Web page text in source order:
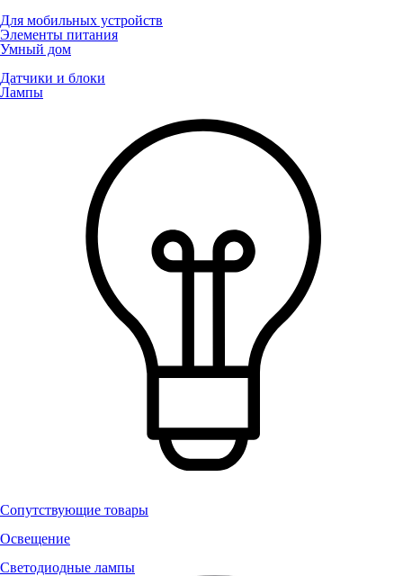
Для мобильных устройств
Элементы питания
Умный дом
Датчики и блоки
Лампы
Сопутствующие товары
Освещение
Светодиодные лампы